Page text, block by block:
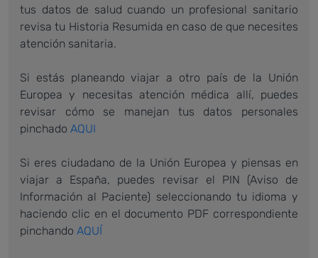
tus datos de salud cuando un profesional sanitario
revisa tu Historia Resumida en caso de que necesites
atención sanitaria.
Si estás planeando viajar a otro país de la Unión
Europea y necesitas atención médica allí, puedes
revisar cómo se manejan tus datos personales
pinchado AQUI
Si eres ciudadano de la Unión Europea y piensas en
viajar a España, puedes revisar el PIN (Aviso de
Información al Paciente) seleccionando tu idioma y
haciendo clic en el documento PDF correspondiente
pinchando AQUÍ